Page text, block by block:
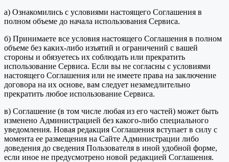
а) Ознакомились с условиями настоящего Соглашения в
полном объеме до начала использования Сервиса.
б) Принимаете все условия настоящего Соглашения в полном
объеме без каких-либо изъятий и ограничений с вашей
стороны и обязуетесь их соблюдать или прекратить
использование Сервиса. Если вы не согласны с условиями
настоящего Соглашения или не имеете права на заключение
договора на их основе, вам следует незамедлительно
прекратить любое использование Сервиса.
в) Соглашение (в том числе любая из его частей) может быть
изменено Администрацией без какого-либо специального
уведомления. Новая редакция Соглашения вступает в силу с
момента ее размещения на Сайте Администрации либо
доведения до сведения Пользователя в иной удобной форме,
если иное не предусмотрено новой редакцией Соглашения.